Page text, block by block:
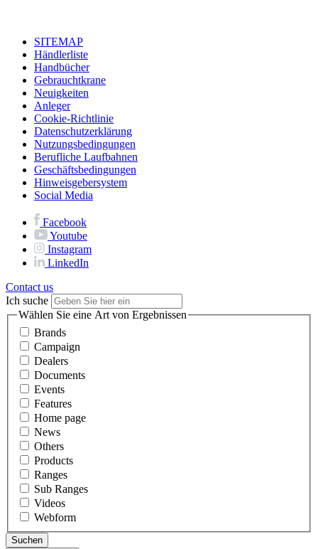
SITEMAP
Händlerliste
Handbücher
Gebrauchtkrane
Neuigkeiten
Anleger
Cookie-Richtlinie
Datenschutzerklärung
Nutzungsbedingungen
Berufliche Laufbahnen
Geschäftsbedingungen
Hinweisgebersystem
Social Media
Facebook
Youtube
Instagram
LinkedIn
Contact us
Ich suche
Wählen Sie eine Art von Ergebnissen
Brands
Campaign
Dealers
Documents
Events
Features
Home page
News
Others
Products
Ranges
Sub Ranges
Videos
Webform